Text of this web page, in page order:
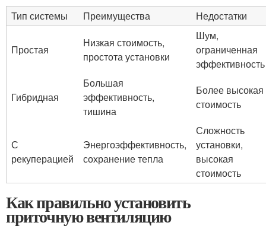
Тип системы
Преимущества Недостатки
Простая
Низкая стоимость,
простота установки
Шум,
ограниченная
эффективность
Гибридная
Большая
эффективность,
тишина
Более высокая
стоимость
С
рекуперацией
Энергоэффективность,
сохранение тепла
Сложность
установки,
высокая
стоимость
Как правильно установить
приточную вентиляцию